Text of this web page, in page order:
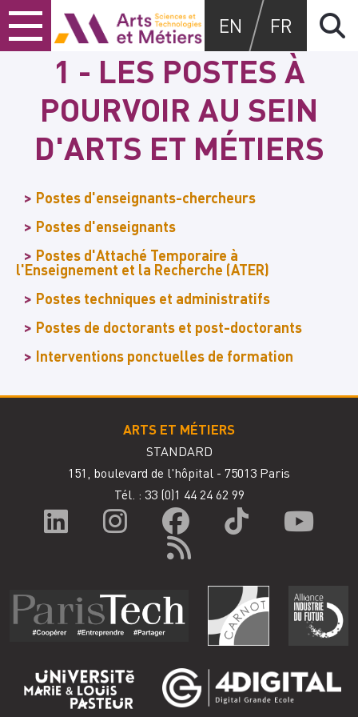
Skip
to
content
Skip
to
main
Skip
to
search
Arts et métiers
EN FR
1 - LES POSTES À
POURVOIR AU SEIN
D'ARTS ET MÉTIERS
Postes d'enseignants-chercheurs
Postes d'enseignants
Postes d'Attaché Temporaire à
l'Enseignement et la Recherche (ATER)
Postes techniques et administratifs
Postes de doctorants et post-doctorants
Interventions ponctuelles de formation
ARTS ET MÉTIERS
STANDARD
151, boulevard de l'hôpital - 75013 Paris
Tél. : 33 (0)1 44 24 62 99